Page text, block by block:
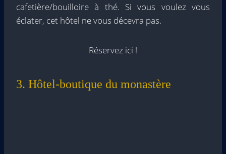
cafetière/bouilloire à thé. Si vous voulez vous
éclater, cet hôtel ne vous décevra pas.
Réservez ici !
3. Hôtel-boutique du monastère